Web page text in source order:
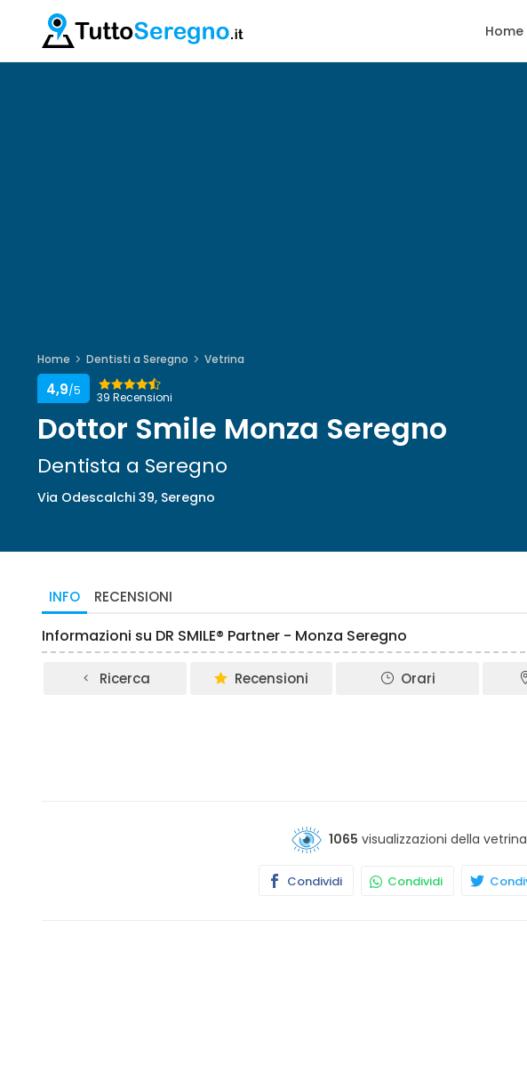
Home
Home Dentisti a Seregno Vetrina
39 Recensioni
4,9/5
Dottor Smile Monza Seregno
Dentista a Seregno
Via Odescalchi 39, Seregno
INFO RECENSIONI
Informazioni su DR SMILE® Partner - Monza Seregno
Ricerca Recensioni Orari
1065 visualizzazioni della vetrina
Condividi Condividi